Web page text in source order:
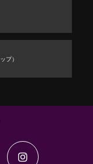
プ）